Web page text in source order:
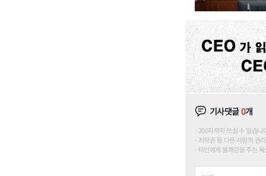
기사댓글0개
200자까지 쓰실 수 있습
저작권 등 다른 사람의 권
타인에게 불쾌감을 주는